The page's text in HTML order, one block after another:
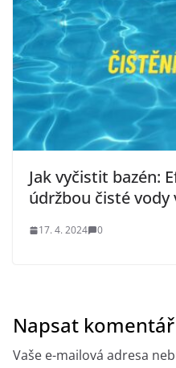
Jak vyčistit bazén:
údržbou čisté vody
17. 4. 2024 0
Napsat komentář
Vaše e-mailová adresa